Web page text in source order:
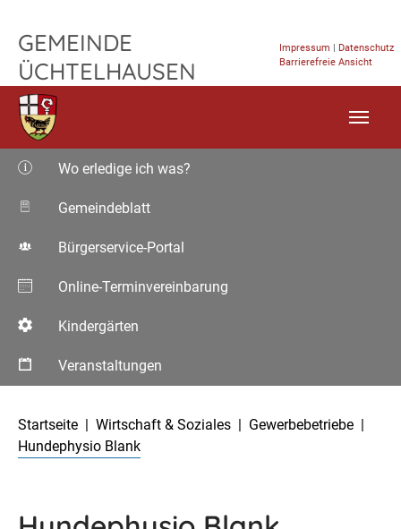
GEMEINDE
ÜCHTELHAUSEN
Impressum | Datenschutz
Barrierefreie Ansicht
Wo erledige ich was?
Gemeindeblatt
Bürgerservice-Portal
Online-Terminvereinbarung
Kindergärten
Veranstaltungen
Startseite
Wirtschaft & Soziales
Gewerbebetriebe
Hundephysio Blank